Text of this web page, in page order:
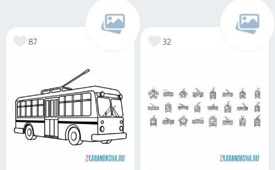
87 32